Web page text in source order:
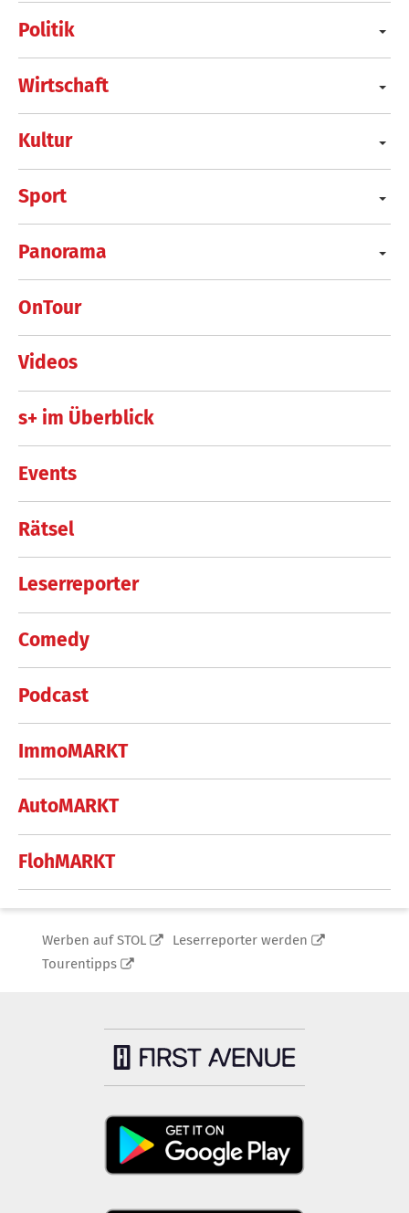
Politik
Wirtschaft
Kultur
Sport
Panorama
OnTour
Videos
s+ im Überblick
Events
Rätsel
Leserreporter
Comedy
Podcast
ImmoMARKT
AutoMARKT
FlohMARKT
Werben auf STOL
Leserreporter werden
Tourentipps